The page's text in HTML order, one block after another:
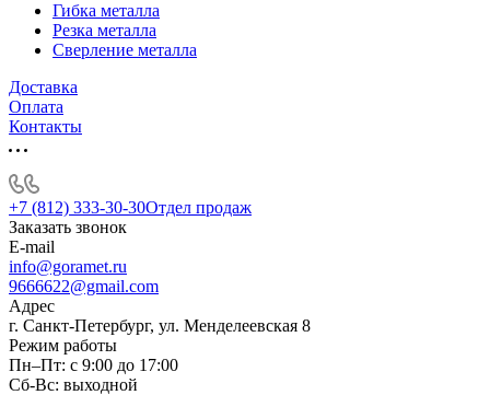
Гибка металла
Резка металла
Сверление металла
Доставка
Оплата
Контакты
+7 (812) 333-30-30Отдел продаж
Заказать звонок
E-mail
info@goramet.ru
9666622@gmail.com
Адрес
г. Санкт-Петербург, ул. Менделеевская 8
Режим работы
Пн–Пт: с 9:00 до 17:00
Сб-Вс: выходной